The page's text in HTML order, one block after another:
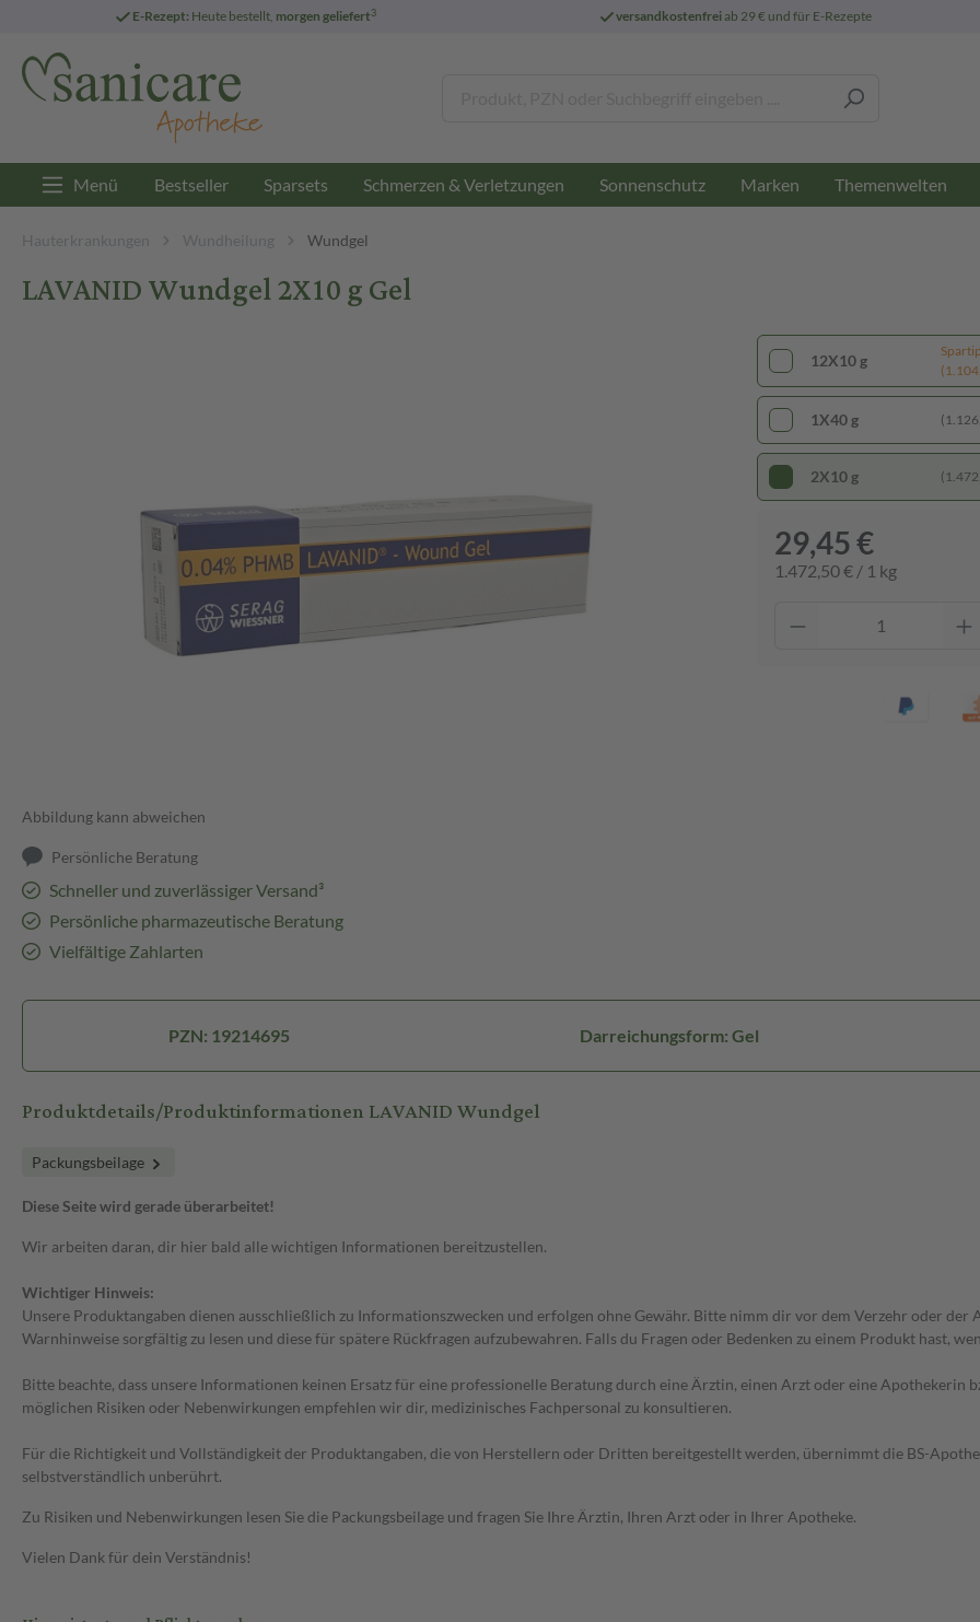
E-Rezept: Heute bestellt, morgen geliefert3 versandkostenfreiab 29 € und für E-Rezepte
Menü Bestseller Sparsets Schmerzen & Verletzungen Sonnenschutz Marken Themenwelten
Hauterkrankungen Wundheilung Wundgel
LAVANID Wundgel 2X10 g Gel
Abbildung kann abweichen
Persönliche Beratung
Schneller und zuverlässiger Versand³
Persönliche pharmazeutische Beratung
Vielfältige Zahlarten
12X10 g
1X40 g
2X10 g
29,45 €
1.472,50 € / 1 kg
PZN: 19214695 Darreichungsform: Gel
Produktdetails/Produktinformationen LAVANID Wundgel
Packungsbeilage
Diese Seite wird gerade überarbeitet!
Wir arbeiten daran, dir hier bald alle wichtigen Informationen bereitzustellen.
Wichtiger Hinweis:
Unsere Produktangaben dienen ausschließlich zu Informationszwecken und erfolgen ohne Gewähr. Bitte nimm dir vor dem Verzehr oder
Warnhinweise sorgfältig zu lesen und diese für spätere Rückfragen aufzubewahren. Falls du Fragen oder Bedenken zu einem Produkt hast,
Bitte beachte, dass unsere Informationen keinen Ersatz für eine professionelle Beratung durch eine Ärztin, einen Arzt oder eine Apothekerin
möglichen Risiken oder Nebenwirkungen empfehlen wir dir, medizinisches Fachpersonal zu konsultieren.
Für die Richtigkeit und Vollständigkeit der Produktangaben, die von Herstellern oder Dritten bereitgestellt werden, übernimmt die BS-
selbstverständlich unberührt.
Zu Risiken und Nebenwirkungen lesen Sie die Packungsbeilage und fragen Sie Ihre Ärztin, Ihren Arzt oder in Ihrer Apotheke.
Vielen Dank für dein Verständnis!